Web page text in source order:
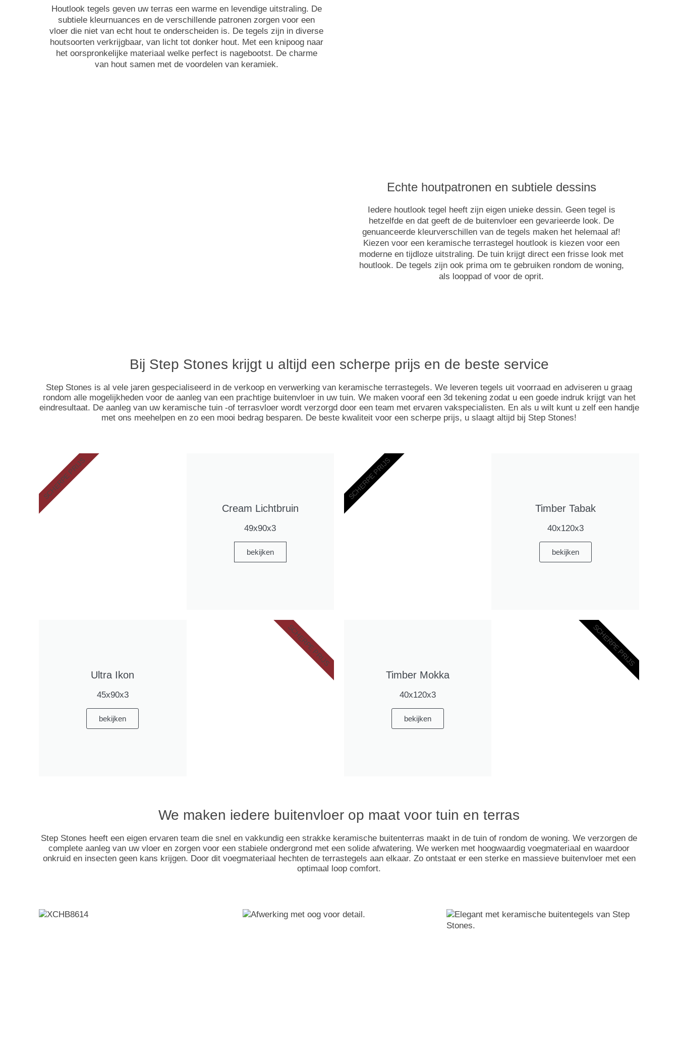
Houtlook tegels geven uw terras een warme en levendige uitstraling. De
subtiele kleurnuances en de verschillende patronen zorgen voor een
vloer die niet van echt hout te onderscheiden is. De tegels zijn in diverse
houtsoorten verkrijgbaar, van licht tot donker hout. Met een knipoog naar
het oorspronkelijke materiaal welke perfect is nagebootst. De charme
van hout samen met de voordelen van keramiek.
Echte houtpatronen en subtiele dessins
Iedere houtlook tegel heeft zijn eigen unieke dessin. Geen tegel is
hetzelfde en dat geeft de de buitenvloer een gevarieerde look. De
genuanceerde kleurverschillen van de tegels maken het helemaal af!
Kiezen voor een keramische terrastegel houtlook is kiezen voor een
moderne en tijdloze uitstraling. De tuin krijgt direct een frisse look met
houtlook. De tegels zijn ook prima om te gebruiken rondom de woning,
als looppad of voor de oprit.
Bij Step Stones krijgt u altijd een scherpe prijs en de beste service
Step Stones is al vele jaren gespecialiseerd in de verkoop en verwerking van keramische terrastegels. We leveren tegels uit voorraad en adviseren u graag
rondom alle mogelijkheden voor de aanleg van een prachtige buitenvloer in uw tuin. We maken vooraf een 3d tekening zodat u een goede indruk krijgt van het
eindresultaat. De aanleg van uw keramische tuin -of terrasvloer wordt verzorgd door een team met ervaren vakspecialisten. En als u wilt kunt u zelf een handje
met ons meehelpen en zo een mooi bedrag besparen. De beste kwaliteit voor een scherpe prijs, u slaagt altijd bij Step Stones!
Cream Lichtbruin
49x90x3
bekijken
SCHERPE PRIJS
Timber Tabak
40x120x3
bekijken
SCHERPE PRIJS
Ultra Ikon
45x90x3
bekijken
SCHERPE PRIJS
Timber Mokka
40x120x3
bekijken
SCHERPE PRIJS
We maken iedere buitenvloer op maat voor tuin en terras
Step Stones heeft een eigen ervaren team die snel en vakkundig een strakke keramische buitenterras maakt in de tuin of rondom de woning. We verzorgen de
complete aanleg van uw vloer en zorgen voor een stabiele ondergrond met een solide afwatering. We werken met hoogwaardig voegmateriaal en waardoor
onkruid en insecten geen kans krijgen. Door dit voegmateriaal hechten de terrastegels aan elkaar. Zo ontstaat er een sterke en massieve buitenvloer met een
optimaal loop comfort.